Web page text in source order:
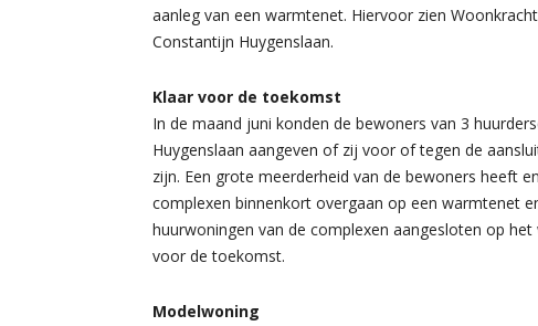
aanleg van een warmtenet. Hiervoor zien
Constantijn Huygenslaan.
Klaar voor de toekomst
In de maand juni konden de bewoners van 3
Huygenslaan aangeven of zij voor of tegen de
zijn. Een grote meerderheid van de bewoners heeft
complexen binnenkort overgaan op een warmtenet
huurwoningen van de complexen aangesloten op
voor de toekomst.
Modelwoning